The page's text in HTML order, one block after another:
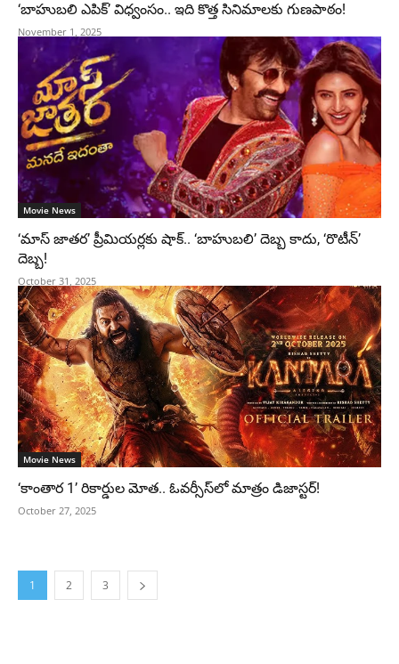
‘బాహుబలి ఎపిక్’ విధ్వంసం.. ఇది కొత్త సినిమాలకు గుణపాఠం!
November 1, 2025
Movie News
‘మాస్ జాతర’ ప్రీమియర్లకు షాక్.. ‘బాహుబలి’ దెబ్బ కాదు, ‘రొటీన్’
దెబ్బ!
October 31, 2025
Movie News
‘కాంతార 1’ రికార్డుల మోత.. ఓవర్సీస్‌లో మాత్రం డిజాస్టర్!
October 27, 2025
1 2 3